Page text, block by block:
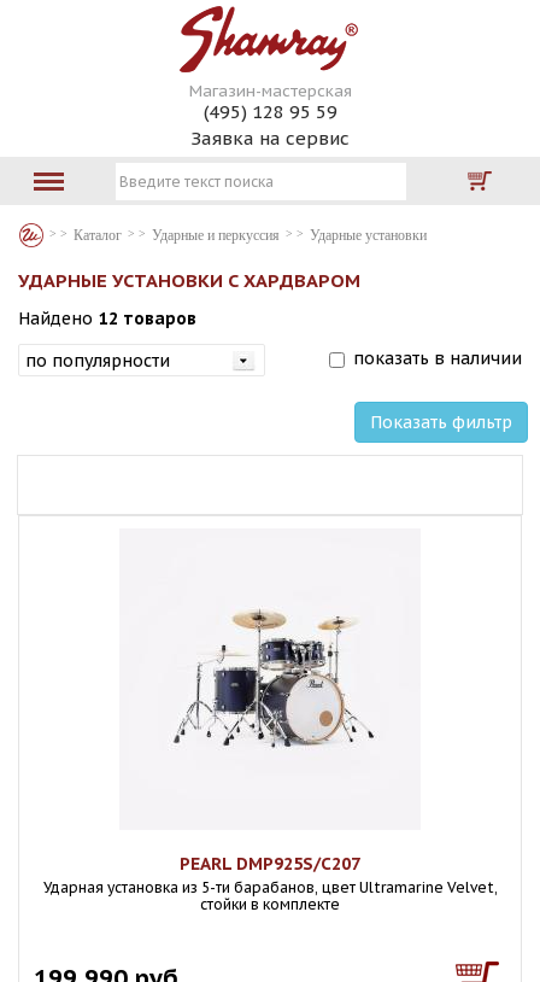
Магазин-мастерская
(495) 128 95 59
Заявка на сервис
Каталог Ударные и перкуссия Ударные установки
УДАРНЫЕ УСТАНОВКИ С ХАРДВАРОМ
Найдено 12 товаров
показать в наличии
Показать фильтр
PEARL DMP925S/C207
Ударная установка из 5-ти барабанов, цвет Ultramarine Velvet,
стойки в комплекте